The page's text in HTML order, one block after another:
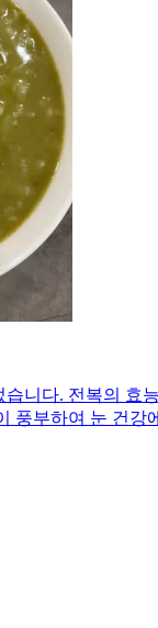
니다. 전복의 효
풍부하여 눈 건강